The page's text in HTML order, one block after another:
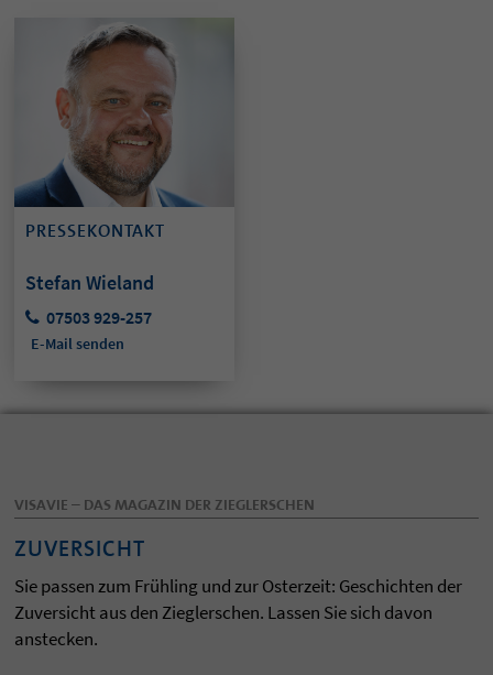
PRESSEKONTAKT
Stefan Wieland
07503 929-257
E-Mail senden
VISAVIE – DAS MAGAZIN DER ZIEGLERSCHEN
ZUVERSICHT
Sie passen zum Frühling und zur Osterzeit: Geschichten der
Zuversicht aus den Zieglerschen. Lassen Sie sich davon
anstecken.